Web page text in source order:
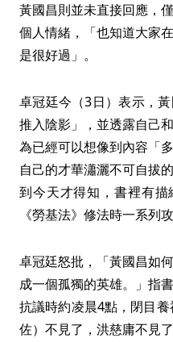
黃國昌則並未直接回應，
個人情緒，「也知道大家
是很好過」。
卓冠廷今（3日）表示，
推入陰影」，並透露自己
為已經可以想像到內容「
自己的才華瀟灑不可自拔
到今天才得知，書裡有
《勞基法》修法時一系列
卓冠廷怒批，「黃國昌如
成一個孤獨的英雄。」指
抗議時約凌晨4點，閉目
佐）不見了，洪慈庸不見